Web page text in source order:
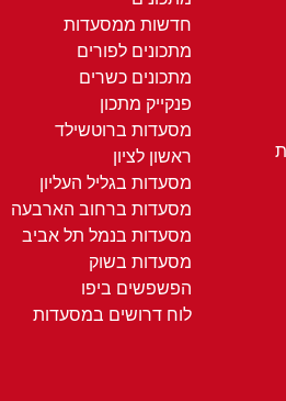
חדשות ממסעדות
מתכונים לפורים
מתכונים כשרים
פנקייק מתכון
מסעדות ברוטשילד
ראשון לציון
מסעדות בגליל העליון
מסעדות ברחוב הארבעה
מסעדות בנמל תל אביב
מסעדות בשוק
הפשפשים ביפו
לוח דרושים במסעדות